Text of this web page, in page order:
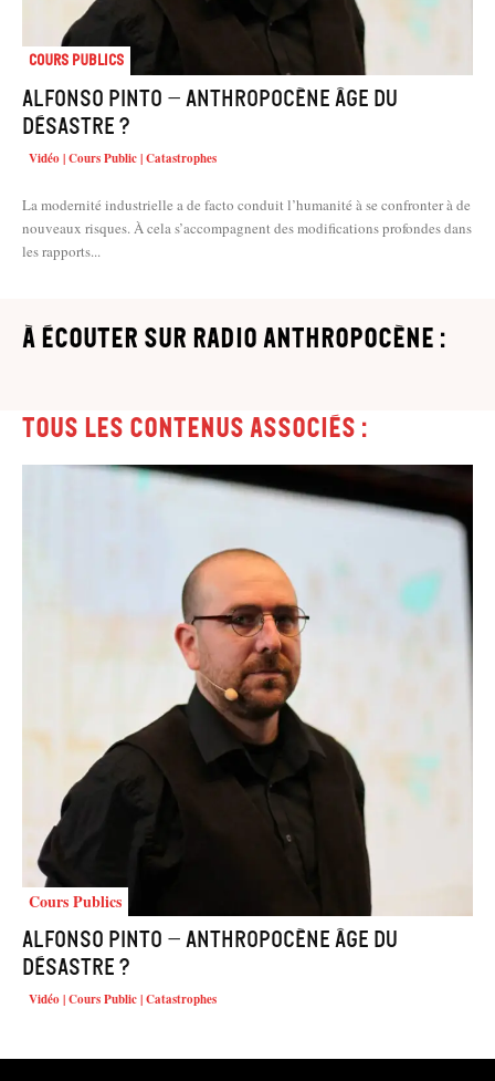
Cours Publics
Alfonso PINTO – Anthropocène âge du
désastre ?
Vidéo | Cours Public | Catastrophes
La modernité industrielle a de facto conduit l’humanité à se confronter à de
nouveaux risques. À cela s’accompagnent des modifications profondes dans
les rapports...
à écouter sur Radio Anthropocène :
Tous les contenus associés :
Cours Publics
Alfonso PINTO – Anthropocène âge du
désastre ?
Vidéo | Cours Public | Catastrophes